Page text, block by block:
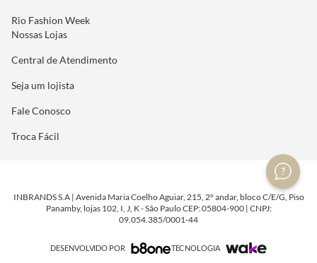
Rio Fashion Week
Nossas Lojas
Central de Atendimento
Seja um lojista
Fale Conosco
Troca Fácil
INBRANDS S.A | Avenida Maria Coelho Aguiar, 215, 2º andar, bloco C/E/G, Piso
Panamby, lojas 102, I, J, K - São Paulo CEP: 05804-900 | CNPJ:
09.054.385/0001-44
DESENVOLVIDO POR TECNOLOGIA